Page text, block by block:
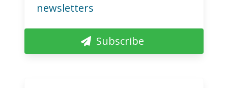
newsletters
Subscribe